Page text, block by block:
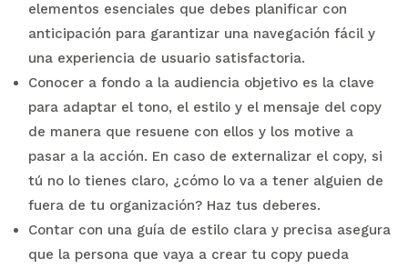
elementos esenciales que debes planificar con
anticipación para garantizar una navegación fácil y
una experiencia de usuario satisfactoria.
Conocer a fondo a la audiencia objetivo es la clave
para adaptar el tono, el estilo y el mensaje del copy
de manera que resuene con ellos y los motive a
pasar a la acción. En caso de externalizar el copy, si
tú no lo tienes claro, ¿cómo lo va a tener alguien de
fuera de tu organización? Haz tus deberes.
Contar con una guía de estilo clara y precisa asegura
que la persona que vaya a crear tu copy pueda